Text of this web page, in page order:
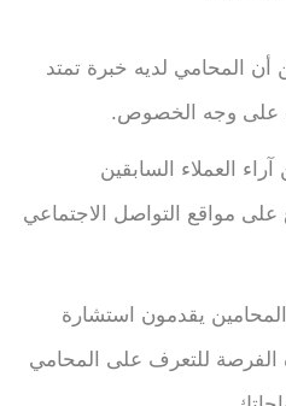
أن المحامي لديه خبرة تمتد
على وجه الخصوص.
العملاء السابقين
على مواقع التواصل الاجتماعي
يقدمون استشارة
الفرصة للتعرف على المحامي